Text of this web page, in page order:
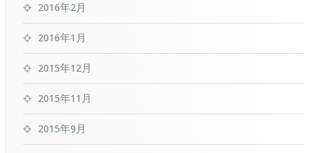
2016年2月
2016年1月
2015年12月
2015年11月
2015年9月